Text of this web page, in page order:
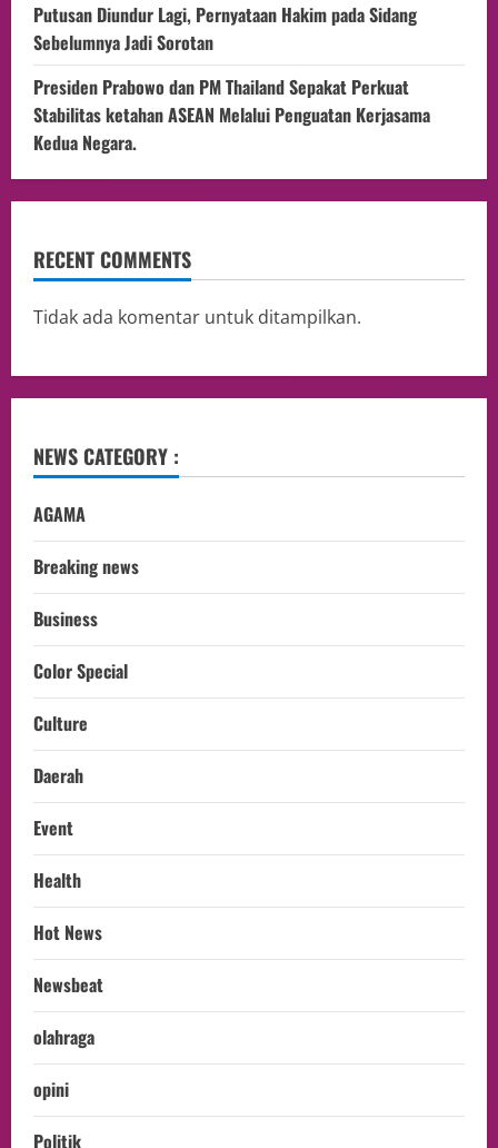
Putusan Diundur Lagi, Pernyataan Hakim pada Sidang
Sebelumnya Jadi Sorotan
Presiden Prabowo dan PM Thailand Sepakat Perkuat
Stabilitas ketahan ASEAN Melalui Penguatan Kerjasama
Kedua Negara.
RECENT COMMENTS
Tidak ada komentar untuk ditampilkan.
NEWS CATEGORY :
AGAMA
Breaking news
Business
Color Special
Culture
Daerah
Event
Health
Hot News
Newsbeat
olahraga
opini
Politik